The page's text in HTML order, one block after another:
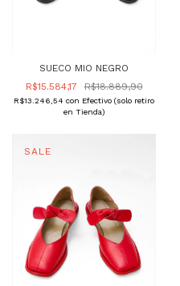
SUECO MIO NEGRO
R$15.584,17
R$18.889,90
R$13.246,54 con Efectivo (solo retiro
en Tienda)